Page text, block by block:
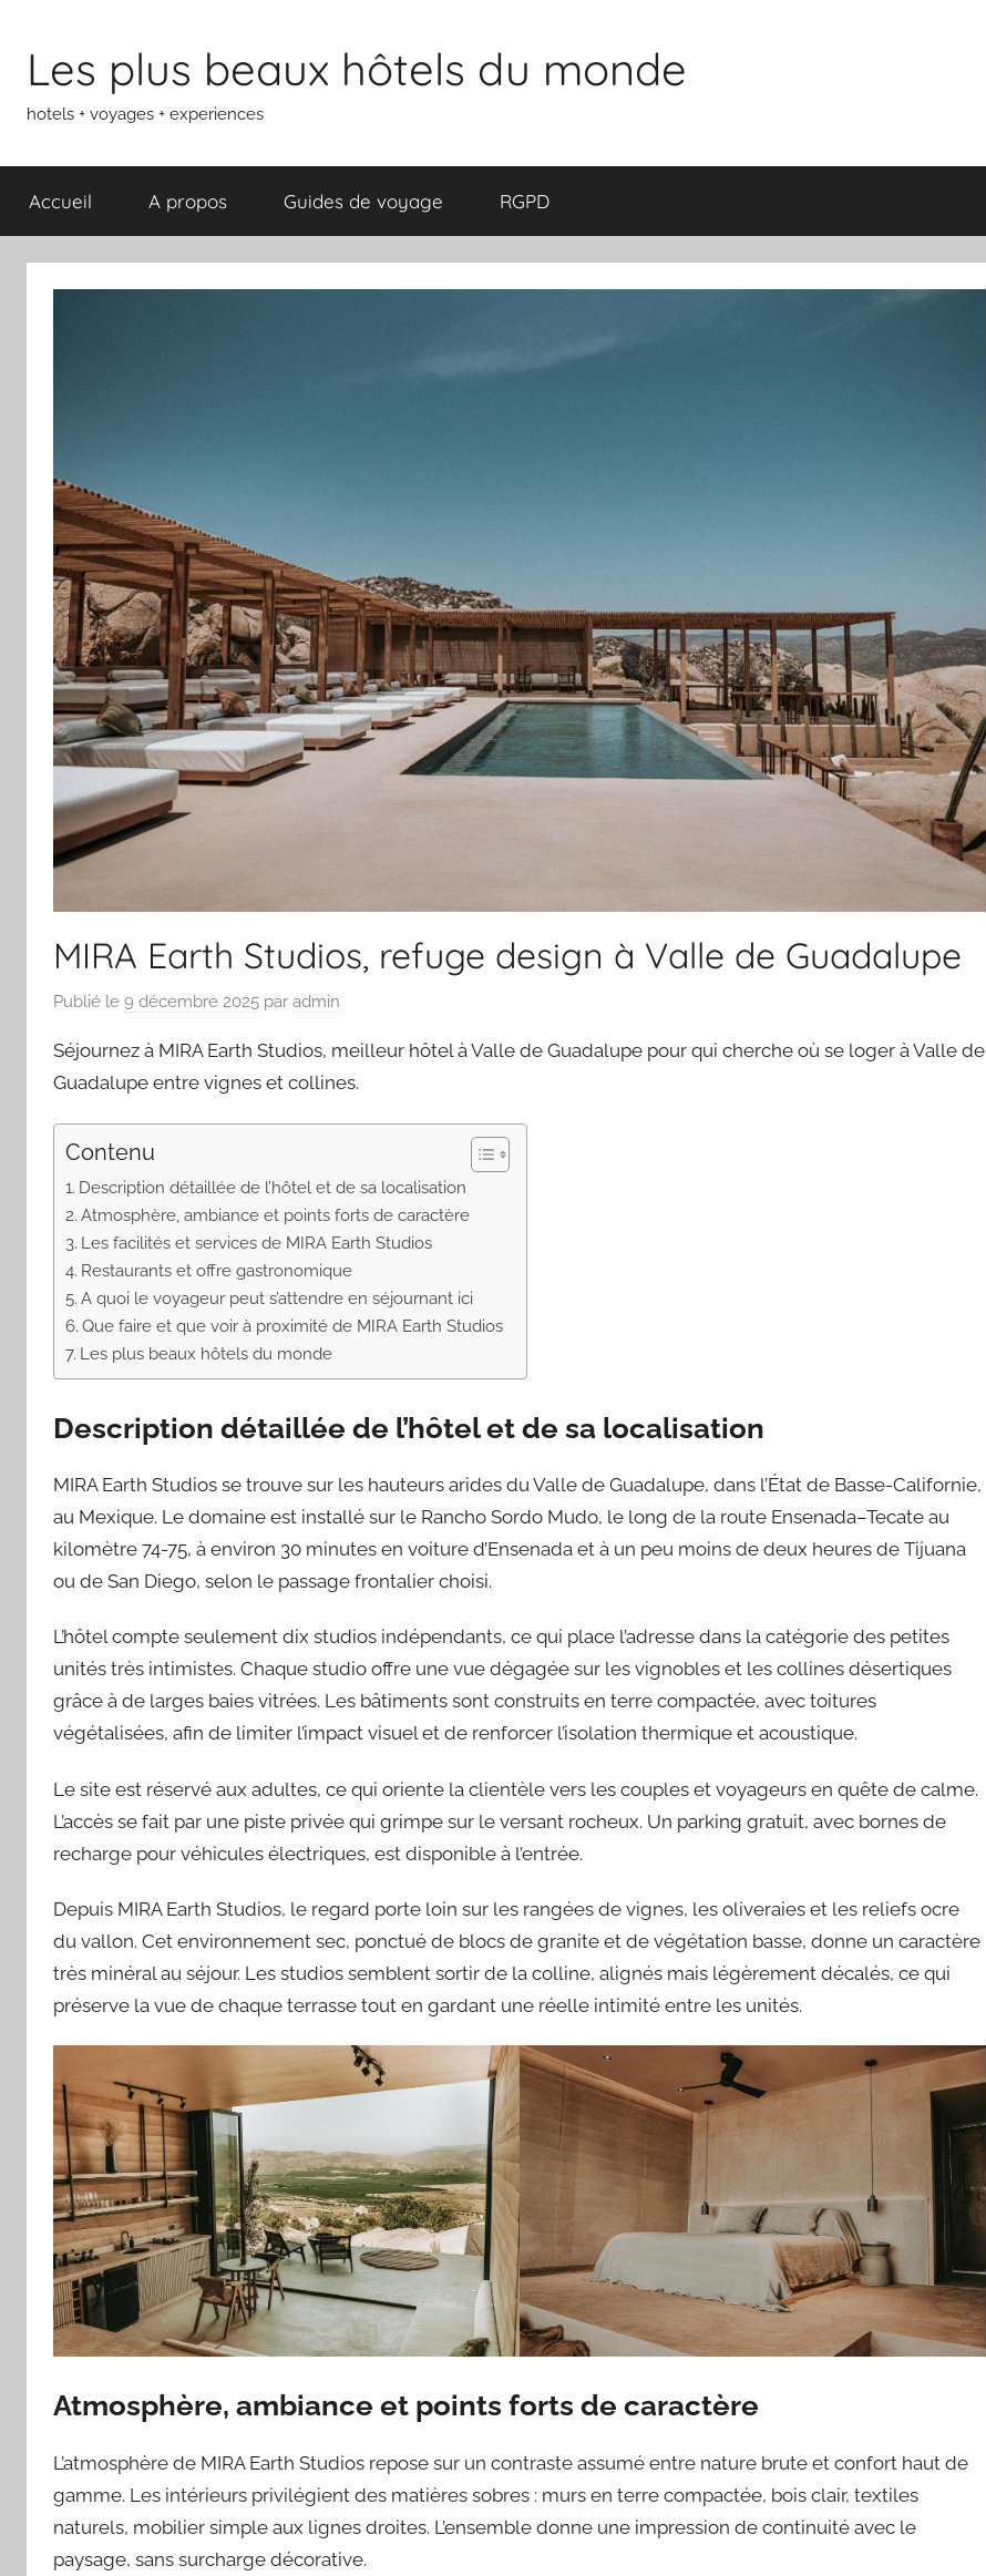
contenu
Les plus beaux hôtels du monde
hotels + voyages + experiences
Accueil A propos Guides de voyage RGPD
MIRA Earth Studios, refuge design à Valle de Guadalupe
Publié le 9 décembre 2025 par admin
Séjournez à MIRA Earth Studios, meilleur hôtel à Valle de Guadalupe pour qui cherche où se loger à Valle de
Guadalupe entre vignes et collines.
Contenu
Description détaillée de l’hôtel et de sa localisation
Atmosphère, ambiance et points forts de caractère
Les facilités et services de MIRA Earth Studios
Restaurants et offre gastronomique
A quoi le voyageur peut s’attendre en séjournant ici
Que faire et que voir à proximité de MIRA Earth Studios
Les plus beaux hôtels du monde
Description détaillée de l’hôtel et de sa localisation
MIRA Earth Studios se trouve sur les hauteurs arides du Valle de Guadalupe, dans l’État de Basse-Californie,
au Mexique. Le domaine est installé sur le Rancho Sordo Mudo, le long de la route Ensenada–Tecate au
kilomètre 74-75, à environ 30 minutes en voiture d’Ensenada et à un peu moins de deux heures de Tijuana
ou de San Diego, selon le passage frontalier choisi.
L’hôtel compte seulement dix studios indépendants, ce qui place l’adresse dans la catégorie des petites
unités très intimistes. Chaque studio offre une vue dégagée sur les vignobles et les collines désertiques
grâce à de larges baies vitrées. Les bâtiments sont construits en terre compactée, avec toitures
végétalisées, afin de limiter l’impact visuel et de renforcer l’isolation thermique et acoustique.
Le site est réservé aux adultes, ce qui oriente la clientèle vers les couples et voyageurs en quête de calme.
L’accès se fait par une piste privée qui grimpe sur le versant rocheux. Un parking gratuit, avec bornes de
recharge pour véhicules électriques, est disponible à l’entrée.
Depuis MIRA Earth Studios, le regard porte loin sur les rangées de vignes, les oliveraies et les reliefs ocre
du vallon. Cet environnement sec, ponctué de blocs de granite et de végétation basse, donne un caractère
très minéral au séjour. Les studios semblent sortir de la colline, alignés mais légèrement décalés, ce qui
préserve la vue de chaque terrasse tout en gardant une réelle intimité entre les unités.
Atmosphère, ambiance et points forts de caractère
L’atmosphère de MIRA Earth Studios repose sur un contraste assumé entre nature brute et confort haut de
gamme. Les intérieurs privilégient des matières sobres : murs en terre compactée, bois clair, textiles
naturels, mobilier simple aux lignes droites. L’ensemble donne une impression de continuité avec le
paysage, sans surcharge décorative.